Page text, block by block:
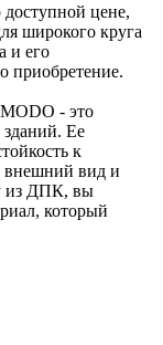
цене,
широкого круга
и его
приобретение.
- это
Ее
к
внешний вид и
из ДПК, вы
который